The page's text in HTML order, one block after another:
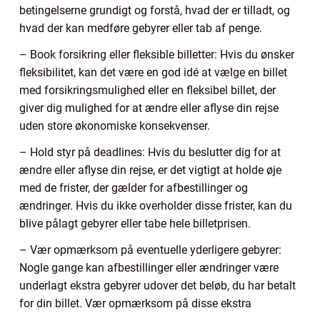
betingelserne grundigt og forstå, hvad der er tilladt, og
hvad der kan medføre gebyrer eller tab af penge.
– Book forsikring eller fleksible billetter: Hvis du ønsker
fleksibilitet, kan det være en god idé at vælge en billet
med forsikringsmulighed eller en fleksibel billet, der
giver dig mulighed for at ændre eller aflyse din rejse
uden store økonomiske konsekvenser.
– Hold styr på deadlines: Hvis du beslutter dig for at
ændre eller aflyse din rejse, er det vigtigt at holde øje
med de frister, der gælder for afbestillinger og
ændringer. Hvis du ikke overholder disse frister, kan du
blive pålagt gebyrer eller tabe hele billetprisen.
– Vær opmærksom på eventuelle yderligere gebyrer:
Nogle gange kan afbestillinger eller ændringer være
underlagt ekstra gebyrer udover det beløb, du har betalt
for din billet. Vær opmærksom på disse ekstra